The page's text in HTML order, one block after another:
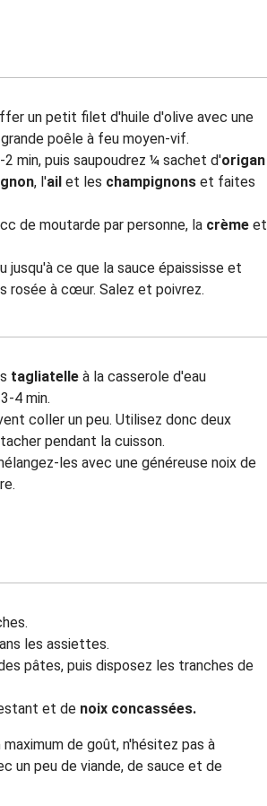
un petit filet d'huile d'olive avec une
poêle à feu moyen-vif.
2 min, puis saupoudrez ¼ sachet d'origan
, l'ail et les champignons et faites
de moutarde par personne, la crème et
jusqu'à ce que la sauce épaississe et
rosée à cœur. Salez et poivrez.
tagliatelle à la casserole d'eau
4 min.
coller un peu. Utilisez donc deux
pendant la cuisson.
les avec une généreuse noix de
les assiettes.
pâtes, puis disposez les tranches de
et de noix concassées.
maximum de goût, n'hésitez pas à
un peu de viande, de sauce et de